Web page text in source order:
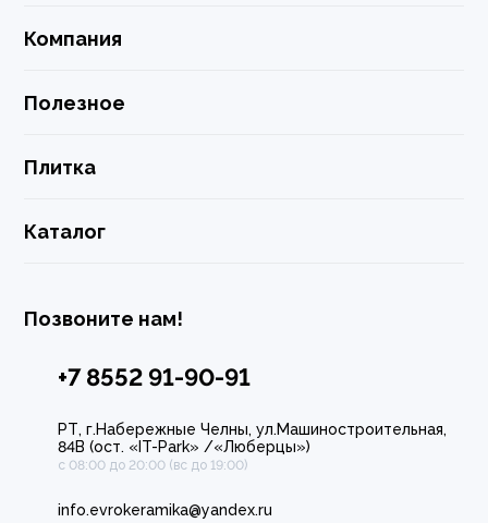
Компания
Полезное
Плитка
Каталог
Позвоните нам!
+7 8552 91-90-91
РТ, г.Набережные Челны, ул.Машиностроительная,
84В (ост. «IT-Park» /«Люберцы»)
с 08:00 до 20:00 (вс до 19:00)
info.evrokeramika@yandex.ru